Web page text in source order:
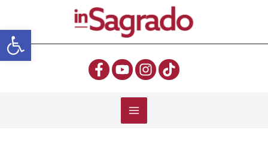
Abrir barra de herramientas
contenido